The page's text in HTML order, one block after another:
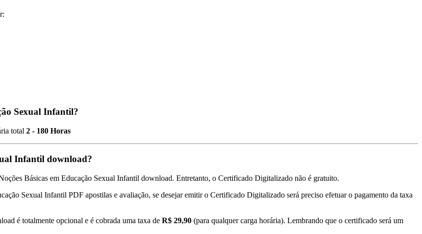
Sexual Infantil?
total 2 - 180 Horas
Infantil download?
Básicas em Educação Sexual Infantil download. Entretanto, o Certificado Digitalizado não é gratuito.
Sexual Infantil PDF apostilas e avaliação, se desejar emitir o Certificado Digitalizado será preciso efetuar o pagamento da taxa
é totalmente opcional e é cobrada uma taxa de R$ 29,90 (para qualquer carga horária). Lembrando que o certificado será um